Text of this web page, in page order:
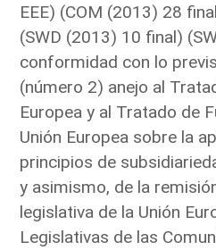
EEE) (COM (2013) 28
(SWD (2013) 10 final)
conformidad con lo
(número 2) anejo al
Europea y al Tratado de
Unión Europea sobre la
principios de
y asimismo, de la
legislativa de la Unión
Legislativas de las